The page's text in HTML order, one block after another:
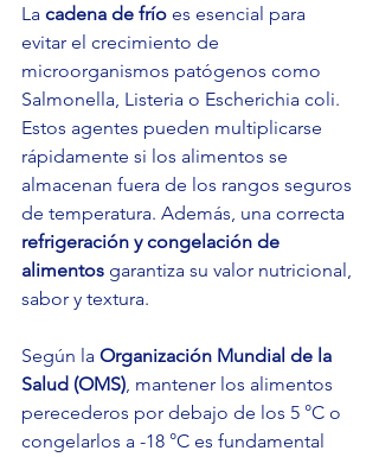
La cadena de frío es esencial para
evitar el crecimiento de
microorganismos patógenos como
Salmonella, Listeria o Escherichia coli.
Estos agentes pueden multiplicarse
rápidamente si los alimentos se
almacenan fuera de los rangos seguros
de temperatura. Además, una correcta
refrigeración y congelación de
alimentos garantiza su valor nutricional,
sabor y textura.
Según la Organización Mundial de la
Salud (OMS), mantener los alimentos
perecederos por debajo de los 5 °C o
congelarlos a -18 °C es fundamental